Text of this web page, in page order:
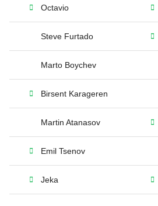
Octavio
Steve Furtado
Marto Boychev
Birsent Karageren
Martin Atanasov
Emil Tsenov
Jeka